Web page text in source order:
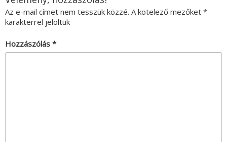
Az e-mail címet nem tesszük közzé. A kötelező mezőket *
karakterrel jelöltük
Hozzászólás *